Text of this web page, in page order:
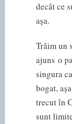
decât ce
așa.
Trăim un
ajuns o
singura
bogat,
trecut în
sunt